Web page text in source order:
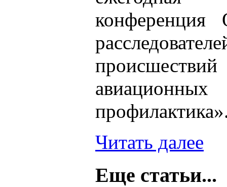
конференция
Читать далее
Еще статьи...